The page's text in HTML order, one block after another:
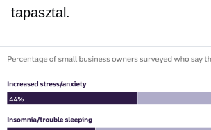
tapasztal.